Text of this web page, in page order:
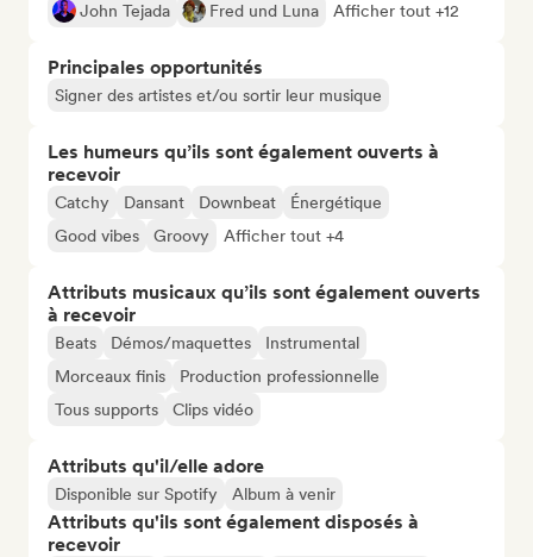
John Tejada
Fred und Luna Afficher tout +12
Principales opportunités
Signer des artistes et/ou sortir leur musique
Les humeurs qu’ils sont également ouverts à
recevoir
Catchy Dansant Downbeat
Énergétique
Good vibes
Groovy Afficher tout +4
Attributs musicaux qu’ils sont également ouverts
à recevoir
Beats Démos/maquettes
Instrumental
Morceaux finis
Production professionnelle
Tous supports
Clips vidéo
Attributs qu'il/elle adore
Disponible sur Spotify Album à venir
Attributs qu'ils sont également disposés à
recevoir